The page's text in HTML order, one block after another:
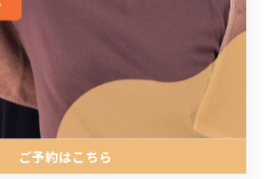
向上させます。具体的には、生活習
エクササイズの提案も行い、再発防
。継続的なケアにより、痛みの再発
康的な身体づくりが実現しやすくな
ご予約はこちら